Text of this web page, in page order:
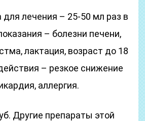
лечения – 25-50 мл раз в
– болезни печени,
лактация, возраст до 18
– резкое снижение
аллергия.
Другие препараты этой